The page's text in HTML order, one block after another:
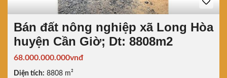
Bán đất nông nghiệp xã Long Hòa
huyện Cần Giờ; Dt: 8808m2
68.000.000.000vnđ
Diện tích: 8808 m²